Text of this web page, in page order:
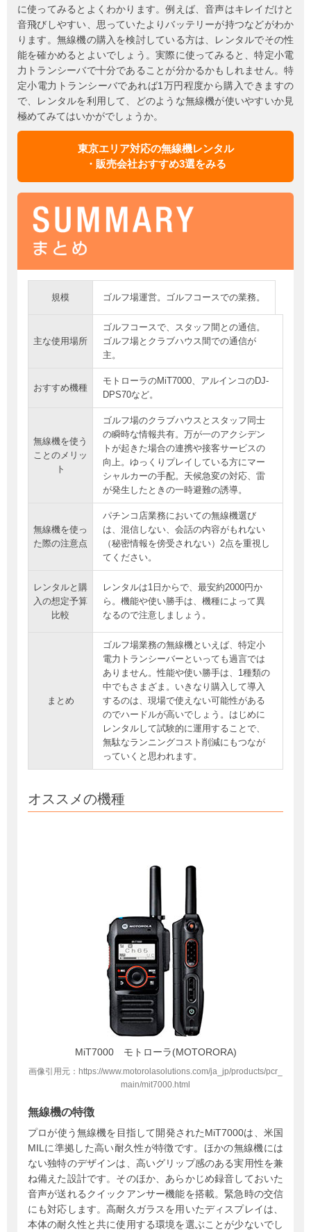
に使ってみるとよくわかります。例えば、音声はキレイだけと
音飛びしやすい、思っていたよりバッテリーが持つなどがわか
ります。無線機の購入を検討している方は、レンタルでその性
能を確かめるとよいでしょう。実際に使ってみると、特定小電
力トランシーバで十分であることが分かるかもしれません。特
定小電力トランシーバであれば1万円程度から購入できますの
で、レンタルを利用して、どのような無線機が使いやすいか見
極めてみてはいかがでしょうか。
東京エリア対応の無線機レンタル
・販売会社おすすめ3選をみる
規模 ゴルフ場運営。ゴルフコースでの業務。
主な使用場所
ゴルフコースで、スタッフ間との通信。
ゴルフ場とクラブハウス間での通信が
主。
おすすめ機種
モトローラのMiT7000、アルインコのDJ-
DPS70など。
無線機を使う
ことのメリッ
ト
ゴルフ場のクラブハウスとスタッフ同士
の瞬時な情報共有。万が一のアクシデン
トが起きた場合の連携や接客サービスの
向上。ゆっくりプレイしている方にマー
シャルカーの手配。天候急変の対応、雷
が発生したときの一時避難の誘導。
無線機を使っ
た際の注意点
パチンコ店業務においての無線機選び
は、混信しない、会話の内容がもれない
（秘密情報を傍受されない）2点を重視し
てください。
レンタルと購
入の想定予算
比較
レンタルは1日からで、最安約2000円か
ら。機能や使い勝手は、機種によって異
なるので注意しましょう。
まとめ
ゴルフ場業務の無線機といえば、特定小
電力トランシーバーといっても過言では
ありません。性能や使い勝手は、1種類の
中でもさまざま。いきなり購入して導入
するのは、現場で使えない可能性がある
のでハードルが高いでしょう。はじめに
レンタルして試験的に運用することで、
無駄なランニングコスト削減にもつなが
っていくと思われます。
オススメの機種
MiT7000 モトローラ(MOTORORA)
画像引用元：https://www.motorolasolutions.com/ja_jp/products/pcr_
main/mit7000.html
無線機の特徴
プロが使う無線機を目指して開発されたMiT7000は、米国
MILに準拠した高い耐久性が特徴です。ほかの無線機には
ない独特のデザインは、高いグリップ感のある実用性を兼
ね備えた設計です。そのほか、あらかじめ録音しておいた
音声が送れるクイックアンサー機能を搭載。緊急時の交信
にも対応します。高耐久ガラスを用いたディスプレイは、
本体の耐久性と共に使用する環境を選ぶことが少ないでし